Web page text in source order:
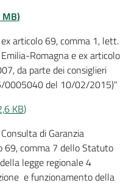
)
articolo 69, comma 1, lett.
Romagna e ex articolo
da parte dei consiglieri
0005040 del 10/02/2015)"
KB)
di Garanzia
69, comma 7 dello Statuto
legge regionale 4
e funzionamento della